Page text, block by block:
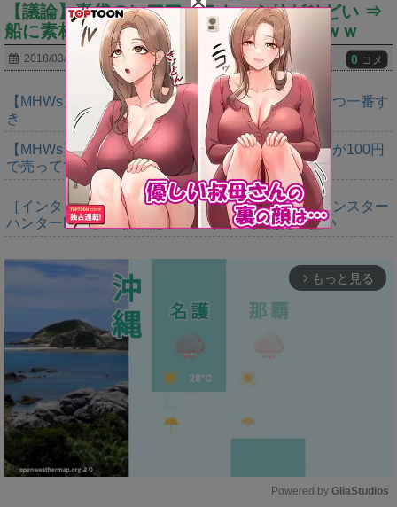
【議論】毒袋のレアアイテムっぷりがひどい ⇒
船に素材頼んで買ったほうがいいぞｗｗｗｗ
2018/03/28 0 コメ
【MHWs】鍔迫り合いでオメガの強さ見せられるやつ一番す
き
【MHWs】ヨドバシ行ったらレダウのキーホルダーが100円
で売ってて草
［インタビュー］距離を超えて，一緒に狩る。「モンスター
ハンターNow」の新機能 フレンドリンク開発の狙い
arrow_forward_ios もっと見る
Powered by GliaStudios